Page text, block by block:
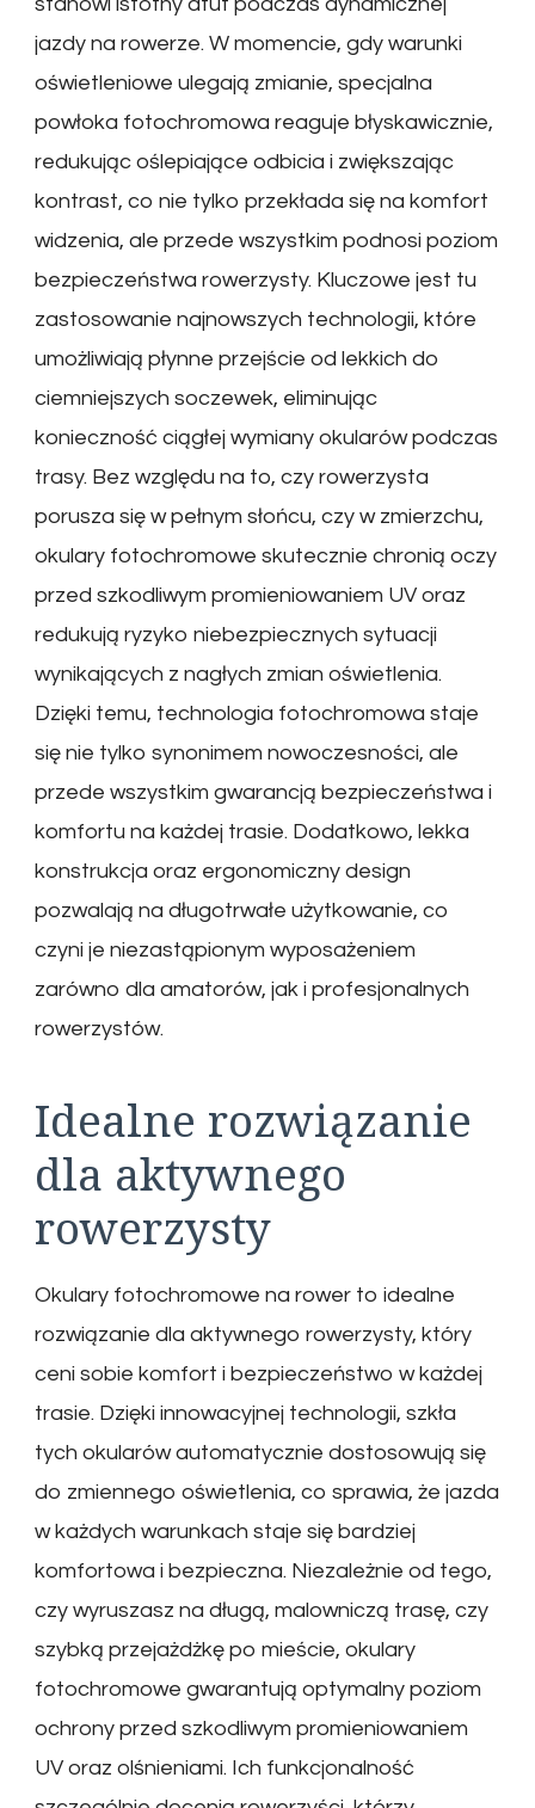
jazdy na rowerze. W momencie, gdy warunki
oświetleniowe ulegają zmianie, specjalna
powłoka fotochromowa reaguje błyskawicznie,
redukując oślepiające odbicia i zwiększając
kontrast, co nie tylko przekłada się na komfort
widzenia, ale przede wszystkim podnosi poziom
bezpieczeństwa rowerzysty. Kluczowe jest tu
zastosowanie najnowszych technologii, które
umożliwiają płynne przejście od lekkich do
ciemniejszych soczewek, eliminując
konieczność ciągłej wymiany okularów podczas
trasy. Bez względu na to, czy rowerzysta
porusza się w pełnym słońcu, czy w zmierzchu,
okulary fotochromowe skutecznie chronią oczy
przed szkodliwym promieniowaniem UV oraz
redukują ryzyko niebezpiecznych sytuacji
wynikających z nagłych zmian oświetlenia.
Dzięki temu, technologia fotochromowa staje
się nie tylko synonimem nowoczesności, ale
przede wszystkim gwarancją bezpieczeństwa i
komfortu na każdej trasie. Dodatkowo, lekka
konstrukcja oraz ergonomiczny design
pozwalają na długotrwałe użytkowanie, co
czyni je niezastąpionym wyposażeniem
zarówno dla amatorów, jak i profesjonalnych
rowerzystów.
Idealne rozwiązanie
dla aktywnego
rowerzysty
Okulary fotochromowe na rower to idealne
rozwiązanie dla aktywnego rowerzysty, który
ceni sobie komfort i bezpieczeństwo w każdej
trasie. Dzięki innowacyjnej technologii, szkła
tych okularów automatycznie dostosowują się
do zmiennego oświetlenia, co sprawia, że jazda
w każdych warunkach staje się bardziej
komfortowa i bezpieczna. Niezależnie od tego,
czy wyruszasz na długą, malowniczą trasę, czy
szybką przejażdżkę po mieście, okulary
fotochromowe gwarantują optymalny poziom
ochrony przed szkodliwym promieniowaniem
UV oraz olśnieniami. Ich funkcjonalność